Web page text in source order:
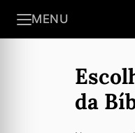
MENU
da